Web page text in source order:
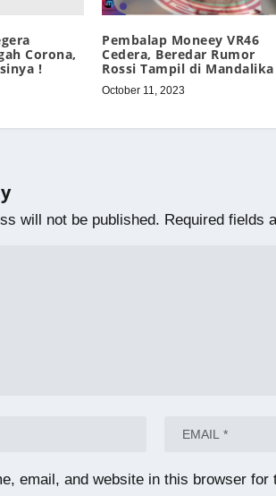
Corona,
!
Pembalap Moneey VR46
Cedera, Beredar Rumor
Rossi Tampil di Mandalika
October 11, 2023
will not be published. Required fields
email, and website in this browser for